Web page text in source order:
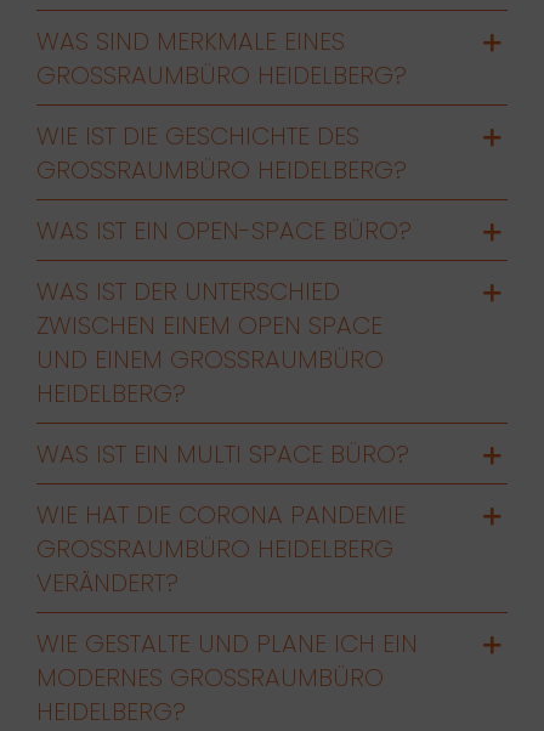
WAS SIND MERKMALE EINES
GROSSRAUMBÜRO HEIDELBERG?
WIE IST DIE GESCHICHTE DES
GROSSRAUMBÜRO HEIDELBERG?
WAS IST EIN OPEN-SPACE BÜRO?
WAS IST DER UNTERSCHIED
ZWISCHEN EINEM OPEN SPACE
UND EINEM GROSSRAUMBÜRO H
EIDELBERG?
WAS IST EIN MULTI SPACE BÜRO?
WIE HAT DIE CORONA PANDEMIE
GROSSRAUMBÜRO HEIDELBERG V
ERÄNDERT?
WIE GESTALTE UND PLANE ICH EIN
MODERNES GROSSRAUMBÜRO H
EIDELBERG?